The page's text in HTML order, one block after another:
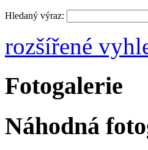
Hledaný výraz:
rozšířené
Fotogalerie
Náhodná